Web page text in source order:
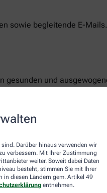
Darüber hinaus verwenden wir
verbessern. Mit Ihrer Zustimmung
weiter. Soweit dabei Daten
besteht, stimmen Sie mit Ihrer
in diesen Ländern gem. Artikel 49
entnehmen.
sowie begleitende E-
und
Bewegung,